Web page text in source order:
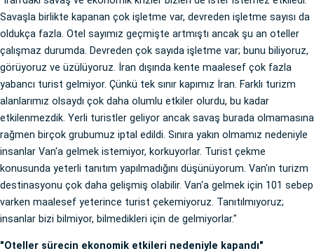
Savaşla birlikte kapanan çok işletme var, devreden işletme sayısı da
oldukça fazla. Otel sayımız geçmişte artmıştı ancak şu an oteller
çalışmaz durumda. Devreden çok sayıda işletme var; bunu biliyoruz,
görüyoruz ve üzülüyoruz. İran dışında kente maalesef çok fazla
yabancı turist gelmiyor. Çünkü tek sınır kapımız İran. Farklı turizm
alanlarımız olsaydı çok daha olumlu etkiler olurdu, bu kadar
etkilenmezdik. Yerli turistler geliyor ancak savaş burada olmamasına
rağmen birçok grubumuz iptal edildi. Sınıra yakın olmamız nedeniyle
insanlar Van'a gelmek istemiyor, korkuyorlar. Turist çekme
konusunda yeterli tanıtım yapılmadığını düşünüyorum. Van'ın turizm
destinasyonu çok daha gelişmiş olabilir. Van'a gelmek için 101 sebep
varken maalesef yeterince turist çekemiyoruz. Tanıtılmıyoruz;
insanlar bizi bilmiyor, bilmedikleri için de gelmiyorlar."
"Oteller sürecin ekonomik etkileri nedeniyle kapandı"